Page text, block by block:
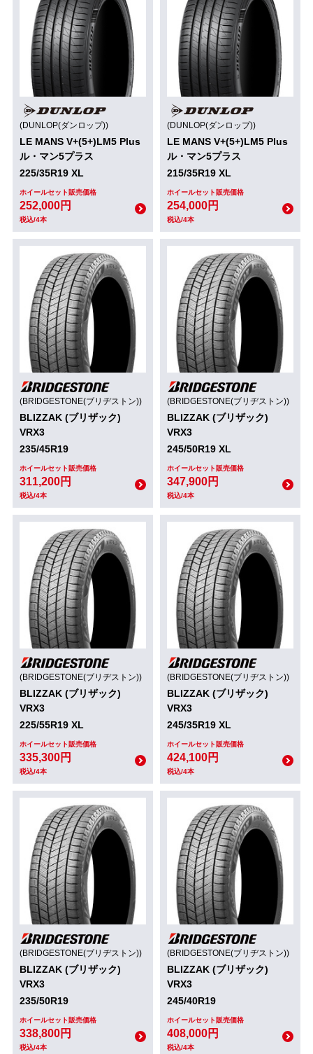
(DUNLOP(ダンロップ))
LE MANS V+(5+)LM5 Plus
ル・マン5プラス
225/35R19 XL
ホイールセット販売価格
252,000円
税込/4本
(DUNLOP(ダンロップ))
LE MANS V+(5+)LM5 Plus
ル・マン5プラス
215/35R19 XL
ホイールセット販売価格
254,000円
税込/4本
(BRIDGESTONE(ブリヂストン))
BLIZZAK (ブリザック)
VRX3
235/45R19
ホイールセット販売価格
311,200円
税込/4本
(BRIDGESTONE(ブリヂストン))
BLIZZAK (ブリザック)
VRX3
245/50R19 XL
ホイールセット販売価格
347,900円
税込/4本
(BRIDGESTONE(ブリヂストン))
BLIZZAK (ブリザック)
VRX3
225/55R19 XL
ホイールセット販売価格
335,300円
税込/4本
(BRIDGESTONE(ブリヂストン))
BLIZZAK (ブリザック)
VRX3
245/35R19 XL
ホイールセット販売価格
424,100円
税込/4本
(BRIDGESTONE(ブリヂストン))
BLIZZAK (ブリザック)
VRX3
235/50R19
ホイールセット販売価格
338,800円
税込/4本
(BRIDGESTONE(ブリヂストン))
BLIZZAK (ブリザック)
VRX3
245/40R19
ホイールセット販売価格
408,000円
税込/4本